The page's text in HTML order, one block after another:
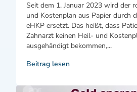
Seit dem 1. Januar 2023 wird der
und Kostenplan aus Papier durch
eHKP ersetzt. Das heißt, dass
Zahnarzt keinen Heil- und
ausgehändigt bekommen,...
Beitrag lesen